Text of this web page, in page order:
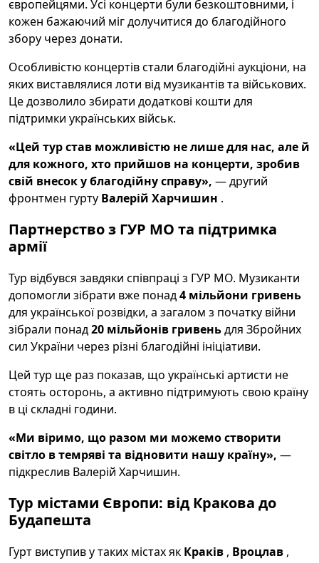
європейцями. Усі концерти були безкоштовними, і
кожен бажаючий міг долучитися до благодійного
збору через донати.
Особливістю концертів стали благодійні аукціони, на
яких виставлялися лоти від музикантів та військових.
Це дозволило збирати додаткові кошти для
підтримки українських військ.
«Цей тур став можливістю не лише для нас, але й
для кожного, хто прийшов на концерти, зробив
свій внесок у благодійну справу», — другий
фронтмен гурту Валерій Харчишин .
Партнерство з ГУР МО та підтримка
армії
Тур відбувся завдяки співпраці з ГУР МО. Музиканти
допомогли зібрати вже понад4 мільйони гривень
для української розвідки, а загалом з початку війни
зібрали понад20 мільйонів гривеньдля Збройних
сил України через різні благодійні ініціативи.
Цей тур ще раз показав, що українські артисти не
стоять осторонь, а активно підтримують свою країну
в ці складні години.
«Ми віримо, що разом ми можемо створити
світло в темряві та відновити нашу країну», —
підкреслив Валерій Харчишин.
Тур містами Європи: від Кракова до
Будапешта
Гурт виступив у таких містах як Краків , Вроцлав ,